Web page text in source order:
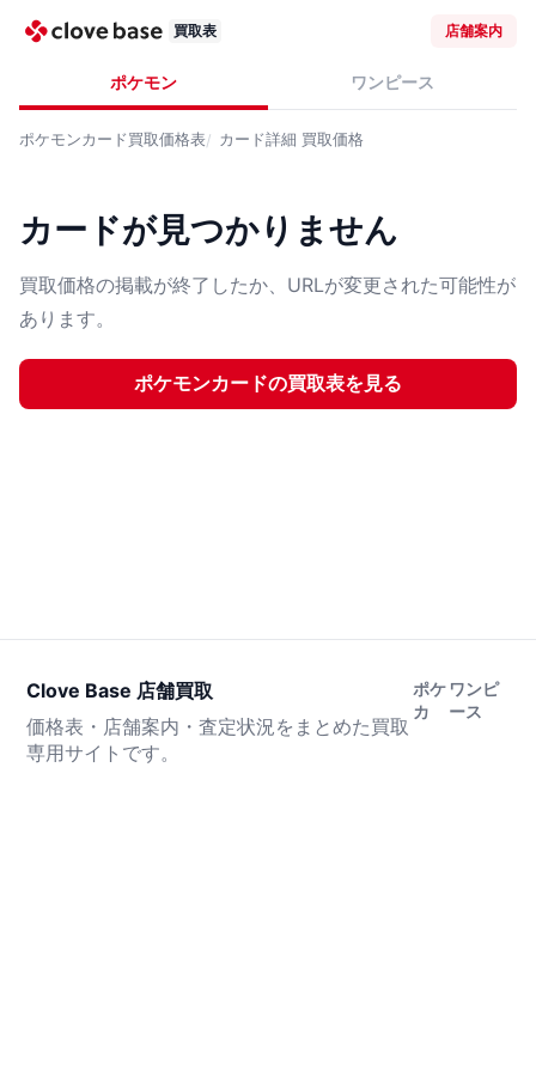
買取表 店舗案内
ポケモン ワンピース
ポケモンカード買取価格表 カード詳細 買取価格
カードが見つかりません
買取価格の掲載が終了したか、URLが変更された可能性が
あります。
ポケモンカードの買取表を見る
Clove Base 店舗買取
価格表・店舗案内・査定状況をまとめた買取
専用サイトです。
ポケ
カ
ワンピ
ース